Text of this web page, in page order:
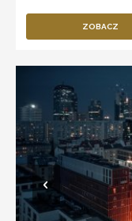
ZOBACZ